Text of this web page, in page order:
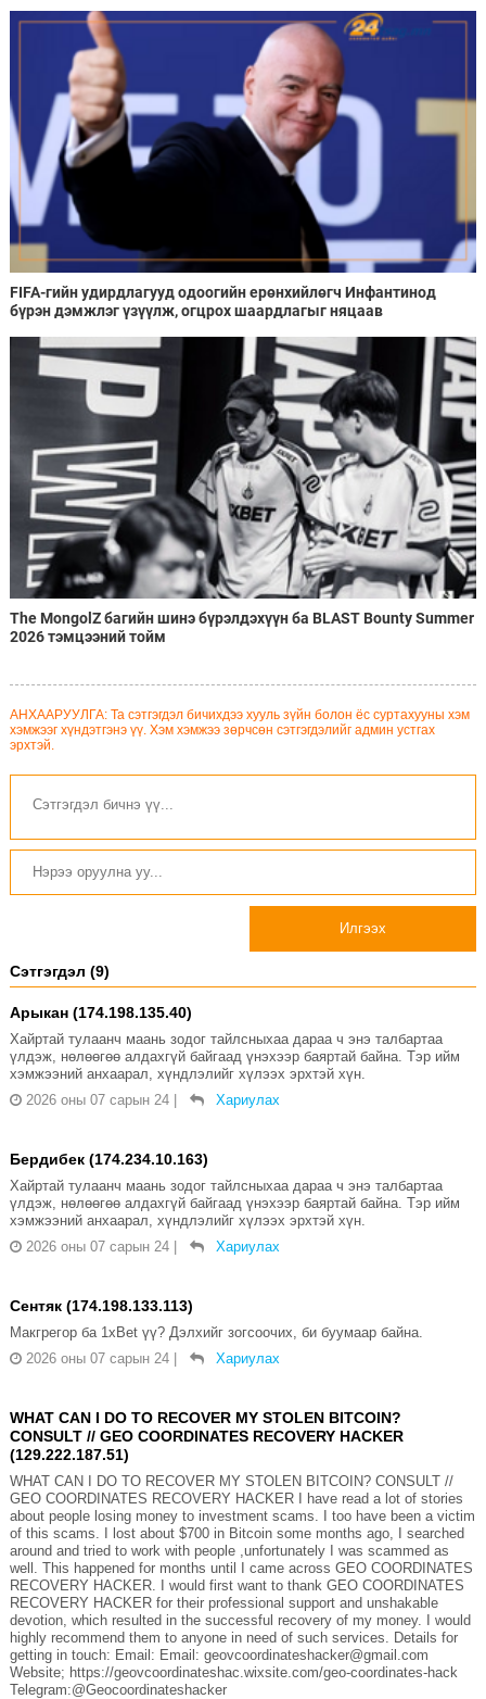
FIFA-гийн удирдлагууд одоогийн ерөнхийлөгч Инфантинод
бүрэн дэмжлэг үзүүлж, огцрох шаардлагыг няцаав
The MongolZ багийн шинэ бүрэлдэхүүн ба BLAST Bounty Summer
2026 тэмцээний тойм
АНХААРУУЛГА: Та сэтгэгдэл бичихдээ хууль зүйн болон ёс суртахууны хэм
хэмжээг хүндэтгэнэ үү. Хэм хэмжээ зөрчсөн сэтгэгдэлийг админ устгах
эрхтэй.
Илгээх
Сэтгэгдэл (9)
Арыкан (174.198.135.40)
Хайртай тулаанч маань зодог тайлсныхаа дараа ч энэ талбартаа
үлдэж, нөлөөгөө алдахгүй байгаад үнэхээр баяртай байна. Тэр ийм
хэмжээний анхаарал, хүндлэлийг хүлээх эрхтэй хүн.
2026 оны 07 сарын 24 | Хариулах
Бердибек (174.234.10.163)
Хайртай тулаанч маань зодог тайлсныхаа дараа ч энэ талбартаа
үлдэж, нөлөөгөө алдахгүй байгаад үнэхээр баяртай байна. Тэр ийм
хэмжээний анхаарал, хүндлэлийг хүлээх эрхтэй хүн.
2026 оны 07 сарын 24 | Хариулах
Сентяк (174.198.133.113)
Макгрегор ба 1xBet үү? Дэлхийг зогсоочих, би буумаар байна.
2026 оны 07 сарын 24 | Хариулах
WHAT CAN I DO TO RECOVER MY STOLEN BITCOIN?
CONSULT // GEO COORDINATES RECOVERY HACKER
(129.222.187.51)
WHAT CAN I DO TO RECOVER MY STOLEN BITCOIN? CONSULT //
GEO COORDINATES RECOVERY HACKER I have read a lot of stories
about people losing money to investment scams. I too have been a victim
of this scams. I lost about $700 in Bitcoin some months ago, I searched
around and tried to work with people ,unfortunately I was scammed as
well. This happened for months until I came across GEO COORDINATES
RECOVERY HACKER. I would first want to thank GEO COORDINATES
RECOVERY HACKER for their professional support and unshakable
devotion, which resulted in the successful recovery of my money. I would
highly recommend them to anyone in need of such services. Details for
getting in touch: Email: Email: geovcoordinateshacker@gmail.com
Website; https://geovcoordinateshac.wixsite.com/geo-coordinates-hack
Telegram:@Geocoordinateshacker